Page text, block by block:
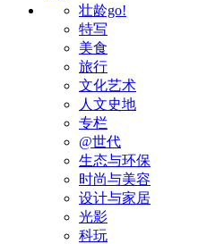
壮龄go!
特写
美食
旅行
文化艺术
人文史地
专栏
@世代
生态与环保
时尚与美容
设计与家居
光影
科玩